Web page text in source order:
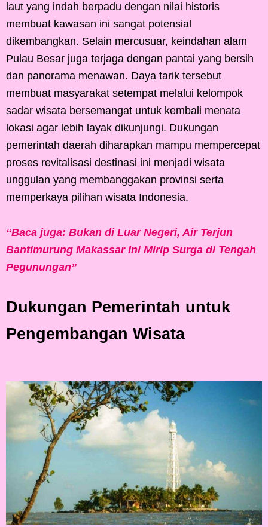
laut yang indah berpadu dengan nilai historis
membuat kawasan ini sangat potensial
dikembangkan. Selain mercusuar, keindahan alam
Pulau Besar juga terjaga dengan pantai yang bersih
dan panorama menawan. Daya tarik tersebut
membuat masyarakat setempat melalui kelompok
sadar wisata bersemangat untuk kembali menata
lokasi agar lebih layak dikunjungi. Dukungan
pemerintah daerah diharapkan mampu mempercepat
proses revitalisasi destinasi ini menjadi wisata
unggulan yang membanggakan provinsi serta
memperkaya pilihan wisata Indonesia.
“Baca juga: Bukan di Luar Negeri, Air Terjun
Bantimurung Makassar Ini Mirip Surga di Tengah
Pegunungan”
Dukungan Pemerintah untuk
Pengembangan Wisata